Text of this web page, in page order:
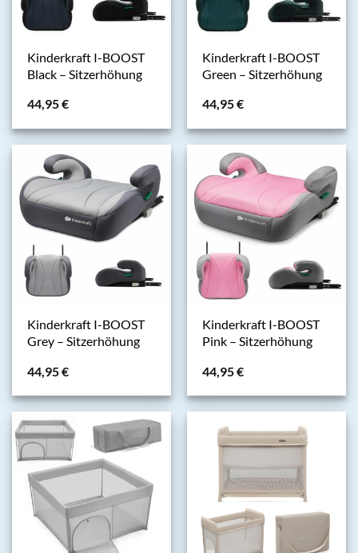
Kinderkraft I-BOOST
Black – Sitzerhöhung
44,95€
Kinderkraft I-BOOST
Green – Sitzerhöhung
44,95€
Kinderkraft I-BOOST
Grey – Sitzerhöhung
44,95€
Kinderkraft I-BOOST
Pink – Sitzerhöhung
44,95€